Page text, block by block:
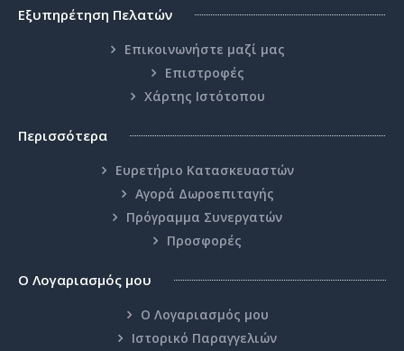
Εξυπηρέτηση Πελατών
Επικοινωνήστε μαζί μας
Επιστροφές
Χάρτης Ιστότοπου
Περισσότερα
Ευρετήριο Κατασκευαστών
Αγορά Δωροεπιταγής
Πρόγραμμα Συνεργατών
Προσφορές
Ο Λογαριασμός μου
Ο Λογαριασμός μου
Ιστορικό Παραγγελιών